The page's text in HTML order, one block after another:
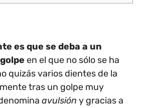
es que se deba a un
en el que no sólo se ha
quizás varios dientes de la
tras un golpe muy
avulsión y gracias a